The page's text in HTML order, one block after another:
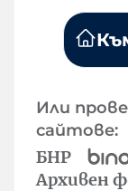
Или
сайтове:
БНР
Архивен